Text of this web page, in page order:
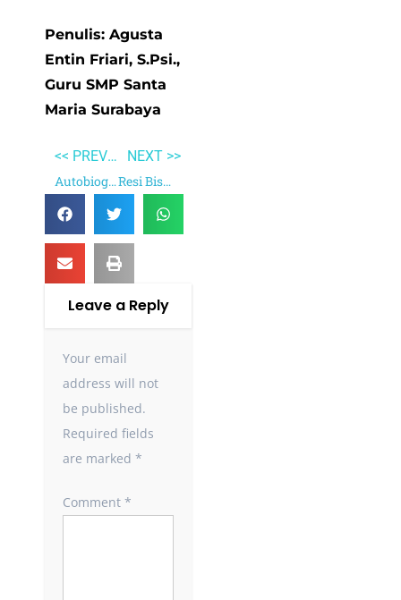
Penulis: Agusta
Entin Friari, S.Psi.,
Guru SMP Santa
Maria Surabaya
<< PREVIOUS
Autobiografi Tan Malaka
NEXT >>
Resi Bisma
Leave a Reply
Your email
address will not
be published.
Required fields
are marked *
Comment *